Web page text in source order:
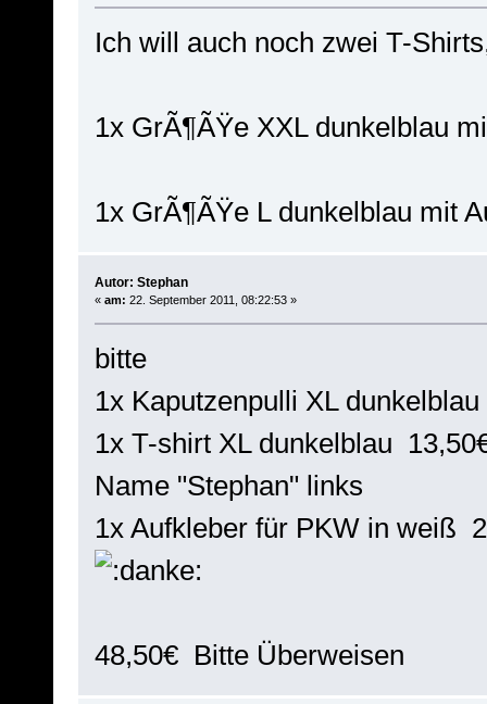
Ich will auch noch zwei T-
1x GrÃ¶ÃŸe XXL dunkelblau
1x GrÃ¶ÃŸe L dunkelblau mit
Autor: Stephan
« am: 22. September 2011, 08:22:53 »
bitte
1x Kaputzenpulli XL
1x T-shirt XL dunkelblau
Name "Stephan" links
1x Aufkleber für PKW in weiß
48,50€ Bitte Überweisen